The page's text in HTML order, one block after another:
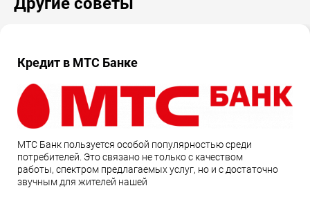
Кредит в МТС Банке
МТС Банк пользуется особой популярностью среди
потребителей. Это связано не только с качеством
работы, спектром предлагаемых услуг, но и с достаточно
звучным для жителей нашей